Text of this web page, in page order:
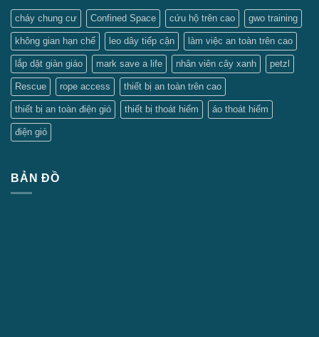
cháy chung cư Confined Space cứu hộ trên cao gwo training
không gian hạn chế leo dây tiếp cận làm việc an toàn trên cao
lắp dặt giàn giáo mark save a life nhân viên cây xanh petzl
Rescue rope access thiết bị an toàn trên cao
thiết bị an toàn điện gió thiết bị thoát hiểm áo thoát hiểm
điện gió
BẢN ĐỒ